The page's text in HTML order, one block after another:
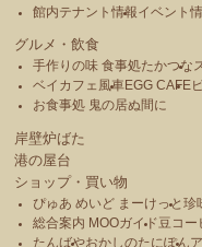
館内テナント情報イベント
グルメ・飲食
手作りの味 食事処たかつな
ベイカフェ風車EGG CAFE
お食事処 鬼の居ぬ間に
岸壁炉ばた
港の屋台
ショップ・買い物
ぴゅあ めいど まーけっと珍
総合案内 MOOガイド豆コー
たんばやおかしのたにぽん